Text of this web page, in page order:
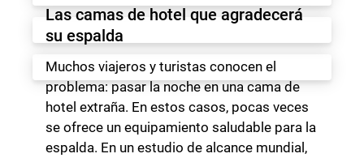
Las camas de hotel que agradecerá
su espalda
Muchos viajeros y turistas conocen el
problema: pasar la noche en una cama de
hotel extraña. En estos casos, pocas veces
se ofrece un equipamiento saludable para la
espalda. En un estudio de alcance mundial,